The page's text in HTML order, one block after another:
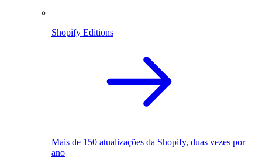
Shopify Editions
Mais de 150 atualizações da Shopify, duas vezes por
ano